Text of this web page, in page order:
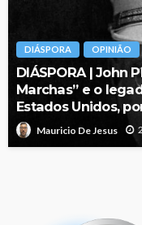
DIÁSPORA OPINIÃO
DIÁSPORA | John
Marchas” e o
Estados Unidos,
Mauricio De Jesus